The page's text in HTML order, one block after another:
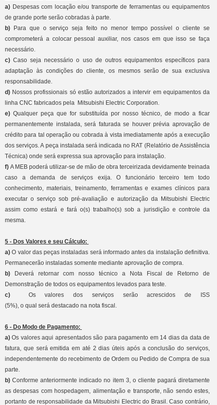
a) Despesas com locação e/ou transporte de ferramentas ou equipamentos
de grande porte serão cobradas à parte.
b) Para que o serviço seja feito no menor tempo possível o cliente se
comprometerá a colocar pessoal auxiliar, nos casos em que isso se faça
necessário.
c) Caso seja necessário o uso de outros equipamentos específicos para
adaptação às condições do cliente, os mesmos serão de sua exclusiva
responsabilidade.
d) Nossos profissionais só estão autorizados a intervir em equipamentos da
linha CNC fabricados pela Mitsubishi Electric Corporation.
e) Qualquer peça que for substituída por nosso técnico, de modo a ficar
permanentemente instalada, será faturada se houver prévia aprovação de
crédito para tal operação ou cobrada à vista imediatamente após a execução
dos serviços. A peça instalada será indicada no RAT (Relatório de Assistência
Técnica) onde será expressa sua aprovação para instalação.
f) A MEB poderá utilizar-se de mão de obra terceirizada devidamente treinada
caso a demanda de serviços exija. O funcionário terceiro tem todo
conhecimento, materiais, treinamento, ferramentas e exames clínicos para
executar o serviço sob pré-avaliação e autorização da Mitsubishi Electric
assim como estará e fará o(s) trabalho(s) sob a jurisdição e controle da
mesma.
5 - Dos Valores e seu Cálculo:
a)O valor das peças instaladas será informado antes da instalação definitiva.
Permanecerão instaladas somente mediante aprovação de compra.
b)
Deverá retornar com nosso técnico a Nota Fiscal de Retorno de
Demonstração de todos os equipamentos levados para teste.
c)
Os valores dos serviços serão acrescidos de ISS
(5%), o qual será destacado na nota fiscal.
6 - Do Modo de Pagamento:
a) Os valores aqui apresentados são para pagamento em 14 dias da data de
fatura, que será emitida em até 2 dias úteis após a conclusão do serviços,
independentemente do recebimento de Ordem ou Pedido de Compra de sua
parte.
b) Conforme anteriormente indicado no item 3, o cliente pagará diretamente
as despesas com hospedagem, alimentação e transporte, não sendo estes,
portanto de responsabilidade da Mitsubishi Electric do Brasil. Caso contrário,